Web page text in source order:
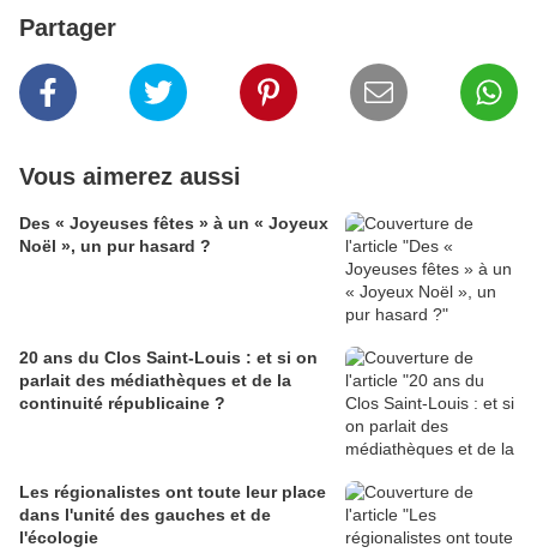
Partager
Vous aimerez aussi
Des « Joyeuses fêtes » à un « Joyeux
Noël », un pur hasard ?
20 ans du Clos Saint-Louis : et si on
parlait des médiathèques et de la
continuité républicaine ?
Les régionalistes ont toute leur place
dans l'unité des gauches et de
l'écologie